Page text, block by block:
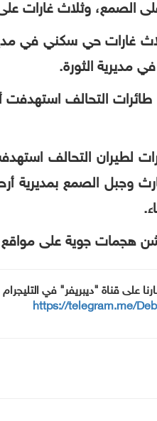
الصمع، وثلاث غارات
غارات حي سكني في
مديرية الثورة.
طائرات التحالف
لطيران التحالف
وجبل الصمع بمديرية
ھجمات جویة على
على قناة "ديبريفر" في التليجرام
https://telegram.me/